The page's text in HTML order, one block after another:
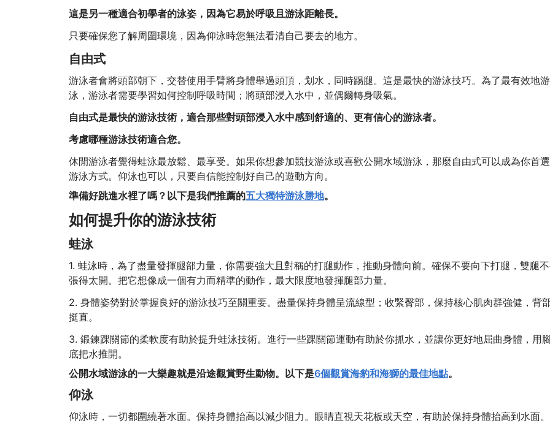
這是另一種適合初學者的泳姿，因為它易於呼吸且游泳距離長。
只要確保您了解周圍環境，因為仰泳時您無法看清自己要去的地方。
自由式
游泳者會將頭部朝下，交替使用手臂將身體舉過頭頂，划水，同時踢腿。這是最快的游泳技巧。為了最有效地游
泳，游泳者需要學習如何控制呼吸時間；將頭部浸入水中，並偶爾轉身吸氣。
自由式是最快的游泳技術，適合那些對頭部浸入水中感到舒適的、更有信心的游泳者。
考慮哪種游泳技術適合您。
休閒游泳者覺得蛙泳最放鬆、最享受。如果你想參加競技游泳或喜歡公開水域游泳，那麼自由式可以成為你首
游泳方式。仰泳也可以，只要自信能控制好自己的遊動方向。
準備好跳進水裡了嗎？以下是我們推薦的五大獨特游泳勝地。
如何提升你的游泳技術
蛙泳
1. 蛙泳時，為了盡量發揮腿部力量，你需要強大且對稱的打腿動作，推動身體向前。確保不要向下打腿，雙腿
張得太開。把它想像成一個有力而精準的動作，最大限度地發揮腿部力量。
2. 身體姿勢對於掌握良好的游泳技巧至關重要。盡量保持身體呈流線型；收緊臀部，保持核心肌肉群強健，背
挺直。
3. 鍛鍊踝關節的柔軟度有助於提升蛙泳技術。進行一些踝關節運動有助於你抓水，並讓你更好地屈曲身體，用
底把水推開。
公開水域游泳的一大樂趣就是沿途觀賞野生動物。以下是6個觀賞海豹和海獅的最佳地點。
仰泳
仰泳時，一切都圍繞著水面。保持身體抬高以減少阻力。眼睛直視天花板或天空，有助於保持身體抬高到水面。